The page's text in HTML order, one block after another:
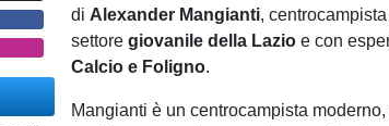
di Alexander Mangianti,
settoregiovanile della Lazioe con
Calcio e Foligno.
Mangianti è un centrocampista